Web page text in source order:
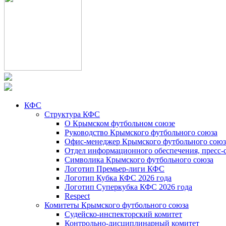
КФС
Структура КФС
О Крымском футбольном союзе
Руководство Крымского футбольного союза
Офис-менеджер Крымского футбольного
Отдел информационного обеспечения, пресс-
Символика Крымского футбольного союза
Логотип Премьер-лиги КФС
Логотип Кубка КФС 2026 года
Логотип Суперкубка КФС 2026 года
Respect
Комитеты Крымского футбольного союза
Судейско-инспекторский комитет
Контрольно-дисциплинарный комитет